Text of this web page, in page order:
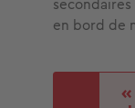
en bord de